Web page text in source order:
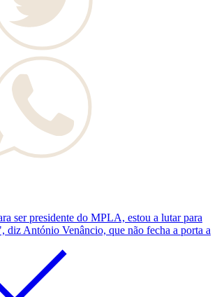
ser presidente do MPLA, estou a lutar para
diz António Venâncio, que não fecha a porta a